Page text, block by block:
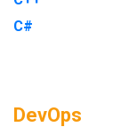
C#
DevOps